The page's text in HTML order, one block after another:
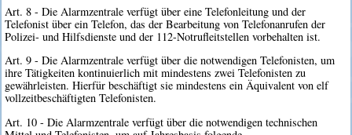
Art. 8 - Die Alarmzentrale verfügt über eine Telefonleitung und der
Telefonist über ein Telefon, das der Bearbeitung von Telefonanrufen der
Polizei- und Hilfsdienste und der 112-Notrufleitstellen vorbehalten ist.
Art. 9 - Die Alarmzentrale verfügt über die notwendigen Telefonisten, um
ihre Tätigkeiten kontinuierlich mit mindestens zwei Telefonisten zu
gewährleisten. Hierfür beschäftigt sie mindestens ein Äquivalent von elf
vollzeitbeschäftigten Telefonisten.
Art. 10 - Die Alarmzentrale verfügt über die notwendigen technischen